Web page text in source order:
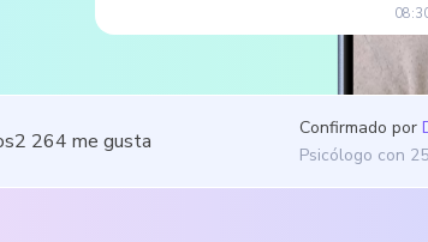
2 264 me gusta
Confirmado por
Psicólogo con